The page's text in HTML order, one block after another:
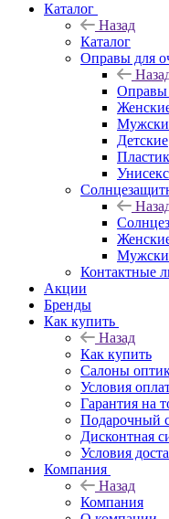
Каталог
Назад
Каталог
Оправы для
Оправы
Детские
Унисекс
Контактные
Акции
Бренды
Как купить
Назад
Как купить
Салоны
Условия
Гарантия на
Подарочный
Дисконтная
Условия
Компания
Назад
Компания